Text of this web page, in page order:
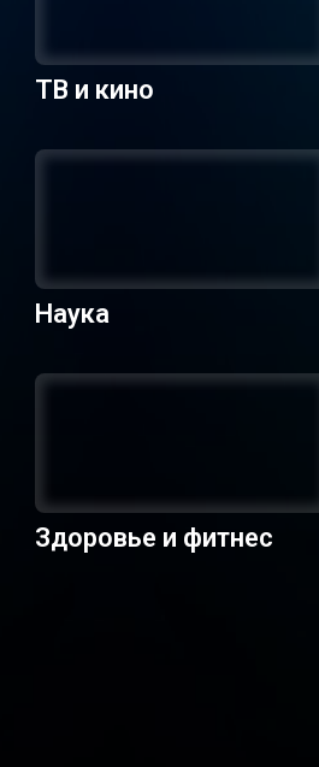
ТВ и кино
Наука
Здоровье и фитнес